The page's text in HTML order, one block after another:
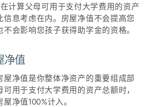
在计算父母可用于支付大学费用的资产
信息考虑在内。房屋净值不会提高您
会影响您孩子获得助学金的资格。
净值
屋净值是你整体净资产的重要组成部
用于支付大学费用的资产总额时，
净值100%计入。